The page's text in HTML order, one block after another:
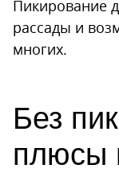
Пикирование
рассады и
многих.
Без
плюсы